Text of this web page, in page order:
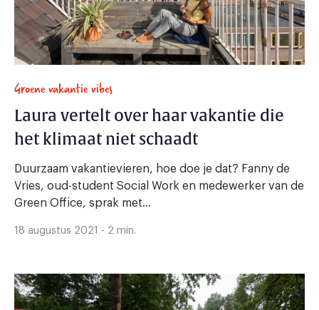
Groene vakantie vibes
Laura vertelt over haar vakantie die
het klimaat niet schaadt
Duurzaam vakantievieren, hoe doe je dat? Fanny de
Vries, oud-student Social Work en medewerker van de
Green Office, sprak met...
18 augustus 2021 - 2 min.